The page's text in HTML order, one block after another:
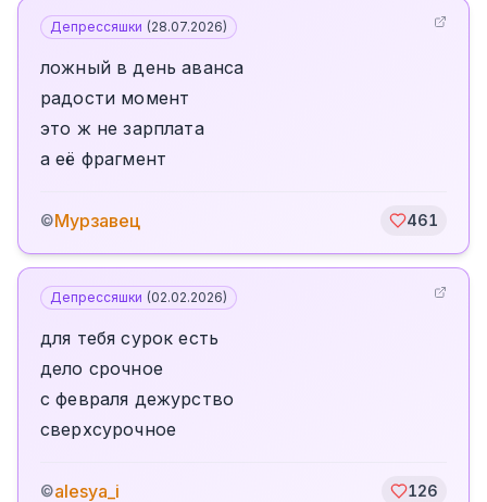
Депрессяшки (28.07.2026)
ложный в день аванса
радости момент
это ж не зарплата
а её фрагмент
©Мурзавец 461
Депрессяшки (02.02.2026)
для тебя сурок есть
дело срочное
с февраля дежурство
сверхсурочное
©alesya_i 126